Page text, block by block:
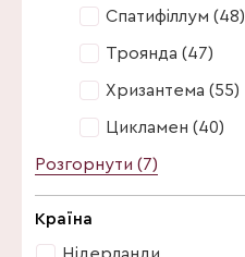
Спатифіллум (48)
Троянда (47)
Хризантема (55)
Цикламен (40)
Азалія (77)
Бегонія (29)
Розгорнути (7)
Країна